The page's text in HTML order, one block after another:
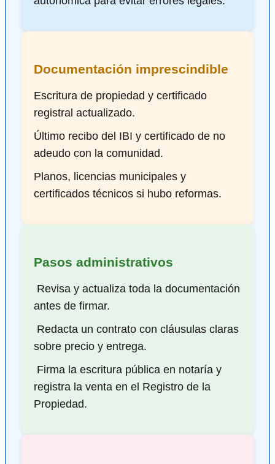
Documentación imprescindible
Escritura de propiedad y certificado
registral actualizado.
Último recibo del IBI y certificado de no
adeudo con la comunidad.
Planos, licencias municipales y
certificados técnicos si hubo reformas.
Pasos administrativos
️ Revisa y actualiza toda la documentación
antes de firmar.
️ Redacta un contrato con cláusulas claras
sobre precio y entrega.
️ Firma la escritura pública en notaría y
registra la venta en el Registro de la
Propiedad.